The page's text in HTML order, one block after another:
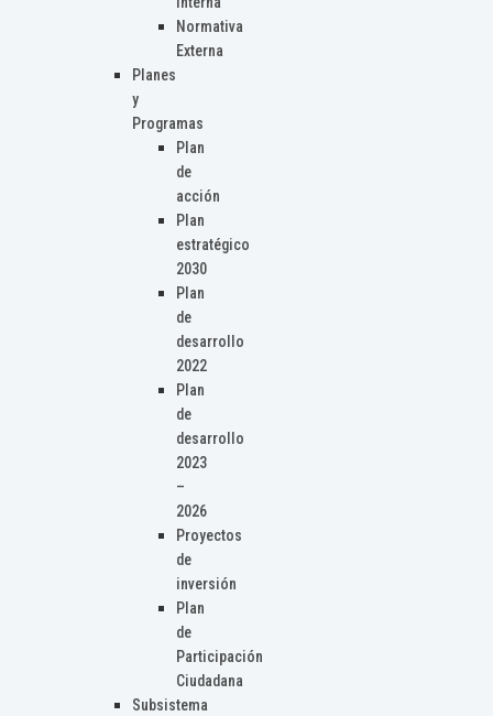
Normativa
Externa
Planes
y
Programas
Plan
de
acción
Plan
estratégico
2030
Plan
de
desarrollo
2022
Plan
de
desarrollo
2023
–
2026
Proyectos
de
inversión
Plan
de
Participación
Ciudadana
Subsistema